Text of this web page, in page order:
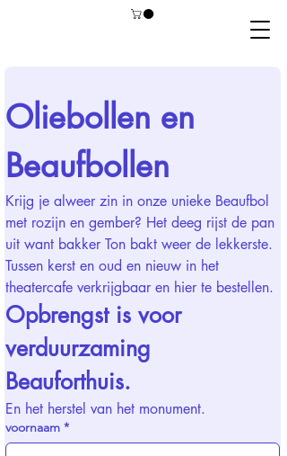
Oliebollen en
Beaufbollen
Krijg je alweer zin in onze unieke Beaufbol
met rozijn en gember? Het deeg rijst de pan
uit want bakker Ton bakt weer de lekkerste.
Tussen kerst en oud en nieuw in het
Opbrengst is voor
verduurzaming
En het herstel van het monument.
voornaam *